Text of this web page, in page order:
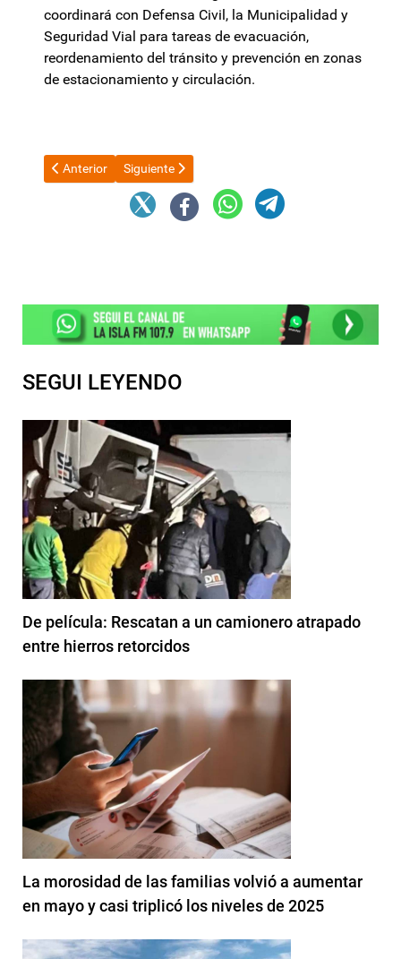
coordinará con Defensa Civil, la Municipalidad y
Seguridad Vial para tareas de evacuación,
reordenamiento del tránsito y prevención en zonas
de estacionamiento y circulación.
Artículo anterior: Paritarias: bancarios vuelve a romper la
Anterior Artículo siguiente: Preocupación de la Cámara
Siguiente
SEGUI LEYENDO
De película: Rescatan a un camionero atrapado
entre hierros retorcidos
La morosidad de las familias volvió a aumentar
en mayo y casi triplicó los niveles de 2025